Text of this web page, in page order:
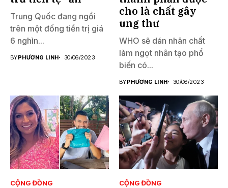
Trung Quốc đang ngồi
trên một đống tiền trị giá
6 nghìn...
BYPHƯƠNG LINH 30/06/2023
cho là chất gây
ung thư
WHO sẽ dán nhãn chất
làm ngọt nhân tạo phổ
biến có...
BYPHƯƠNG LINH 30/06/2023
CỘNG ĐỒNG CỘNG ĐỒNG